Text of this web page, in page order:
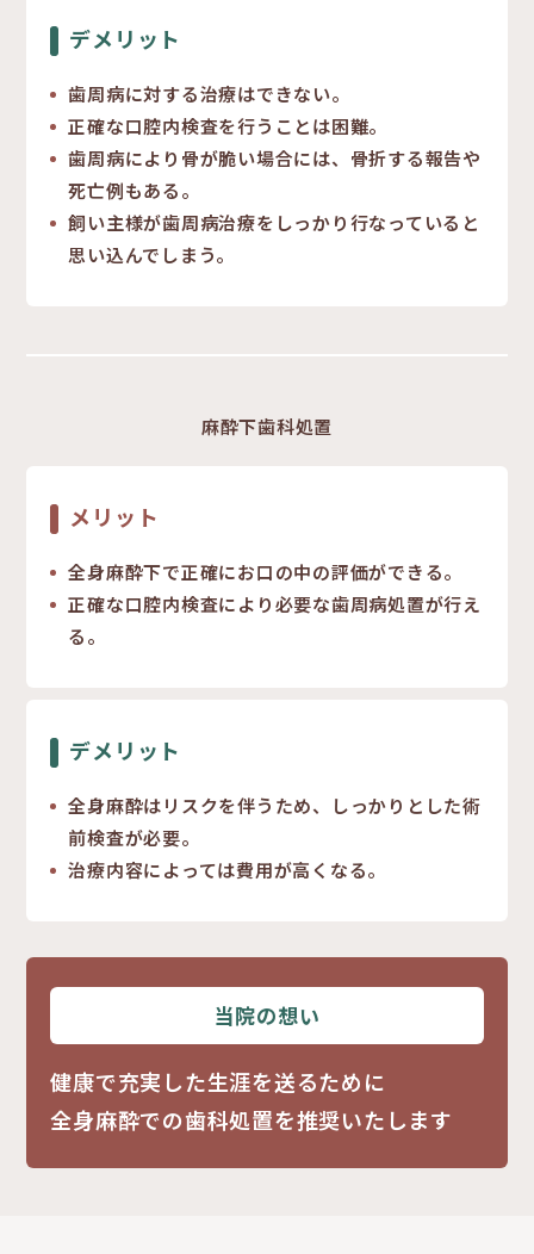
デメリット
歯周病に対する治療はできない。
正確な口腔内検査を行うことは困難。
歯周病により骨が脆い場合には、骨折する報告や
死亡例もある。
飼い主様が歯周病治療をしっかり行なっていると
思い込んでしまう。
麻酔下歯科処置
メリット
全身麻酔下で正確にお口の中の評価ができる。
正確な口腔内検査により必要な歯周病処置が行え
る。
デメリット
全身麻酔はリスクを伴うため、しっかりとした術
前検査が必要。
治療内容によっては費用が高くなる。
当院の想い
健康で充実した生涯を送るために
全身麻酔での歯科処置を推奨いたします